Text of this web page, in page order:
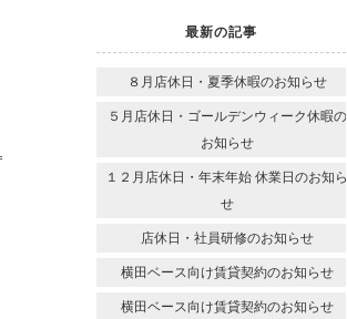
最新の記事
８月店休日・夏季休暇のお知らせ
５月店休日・ゴールデンウィーク休暇の
お知らせ
１２月店休日・年末年始 休業日のお知ら
せ
店休日・社員研修のお知らせ
横田ベース向け賃貸契約のお知らせ
横田ベース向け賃貸契約のお知らせ